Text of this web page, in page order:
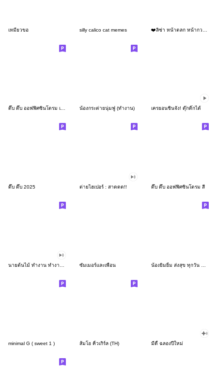
เหมียวขอ silly calico cat memes
ดึ๊บ ดึ๊บ ออฟฟิศซินโดรม เก้า น้องกระต่ายนุ่มฟู (ทำงาน) เครยอนชินจัง! ดุ๊กดิ๊กได้
ดึ๊บ ดึ๊บ 2025 ต่ายไฮเปอร์ : สาดดด!! ดึ๊บ ดึ๊บ ออฟฟิศซินโดรม สี่
ซัมเมอร์และเพื่อน
minimal G ( sweet 1 ) ส้มโอ คิ้วเกิร์ล (TH) มีดี้ ฉลองปีใหม่